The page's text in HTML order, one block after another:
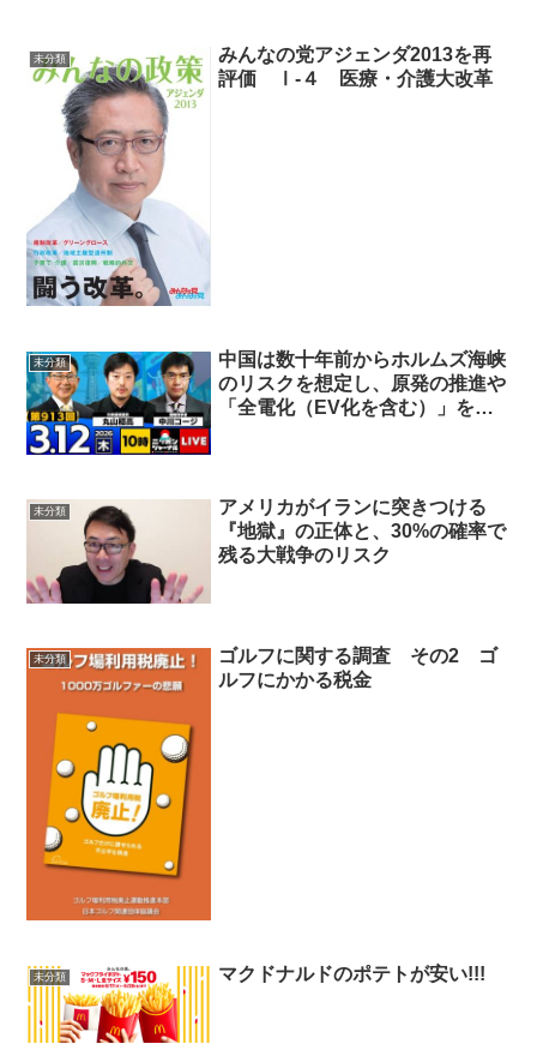
未分類
みんなの党アジェンダ2013を再
評価 Ⅰ-４ 医療・介護大改革
未分類
中国は数十年前からホルムズ海峡
のリスクを想定し、原発の推進や
「全電化（EV化を含む）」を戦
未分類
アメリカがイランに突きつける
『地獄』の正体と、30%の確率で
残る大戦争のリスク
未分類
ゴルフに関する調査 その2 ゴ
ルフにかかる税金
未分類 マクドナルドのポテトが安い!!!